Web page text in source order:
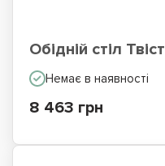
Обідній стіл Твіст
Немає в наявності
8 463 грн